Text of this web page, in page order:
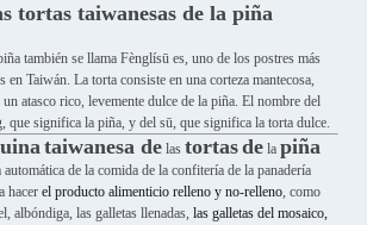
tortas taiwanesas de la piña
también se llama Fènglísū es, uno de los postres más
en Taiwán. La torta consiste en una corteza mantecosa,
un atasco rico, levemente dulce de la piña. El nombre del
que significa la piña, y del sū, que significa la torta dulce.
taiwanesa de las tortasde la piña
de la comida de la confitería de la panadería
hacer el producto alimenticio relleno y no-relleno, como
albóndiga, las galletas llenadas, las galletas del mosaico,